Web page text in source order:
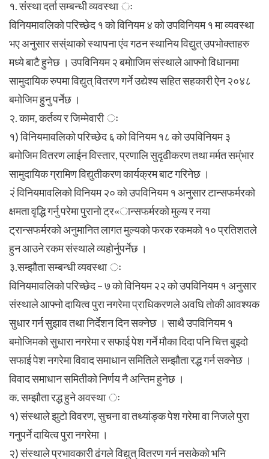
१. संंस्था दर्ता सम्बन्धी व्यवस्था ः
विनियमावलिको परिच्छेद १ को विनियम ४ को उपविनियम १ मा व्यवस्था
भए अनुसार सस्ंथाको स्थापना एंव गठन स्थानिय विद्युत् उपभोक्ताहरु
मध्ये बाटै हुनेछ । उपविनियम २ बमोाजिम संस्थाले आफ्नो विधानमा
सामुदायिक रुपमा विद्युत् वितरण गर्ने उद्येश्य सहित सहकारी ऐन २०४८
बमोजिम हुुनु पर्नेछ ।
२. काम, कर्तव्य र जिम्मेवारी ः
१) विनियमावलिको परिच्छेद ६ को विनियम १८ को उपविनियम ३
बमोजिम वितरण लाईन विस्तार, प्रणालि सुदृढीकरण तथा मर्मत सम्ंभार
सामुदायिक ग्रामिण विद्युतीकरण कार्यक्रम बाट गरिनेछ ।
२ं विनियमावलिको विनियम २० को उपविनियम १ अनुसार टान्सफर्मरको
क्षमता वृद्धि गर्नु परेमा पुुरानो ट्र«ान्सफर्मरको मुल्य र नया
ट्रान्सफर्मरको अनुमानित लागत मुल्यको फरक रकमको १० प्रतिशतले
हुन आउने रकम संस्थाले व्यहोर्नुपर्नेछ ।
३.सम्झौता सम्बन्धी व्यवस्था ः
विनियमावलिको परिच्छेद – ७ को विनियम २२ को उपविनियम १ अनुसार
संस्थाले आफ्नो दायित्व पुरा नगरेमा प्राधिकरणले अवधि तोकी आवश्यक
सुधार गर्न सुझाव तथा निर्देशन दिन सक्नेछ । साथै उपविनियम १
बमोजिमको सुधारा नगरेमा र सफाई पेश गर्ने मौका दिदा पनि चित्त बुझ्दो
सफाई पेश नगरेमा विवाद समाधान समितिले सम्झौता रद्ध गर्न सक्नेछ ।
विवाद समाधान समितीको निर्णय नै अन्तिम हुनेछ ।
क. सम्झौता रद्ध हुने अवस्था ः
१) संस्थाले झुटो विवरण, सुचना वा तथ्यांङ्क पेश गरेमा वा निजले पुरा
गनुपर्ने दायित्व पुरा नगरेमा ।
२) संस्थाले प्रभावकारी ढंगले विद्युत् वितरण गर्न नसकेको भनि